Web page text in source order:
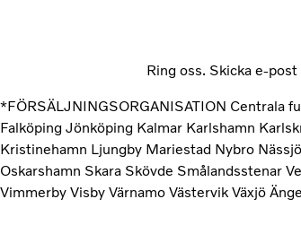
Ring oss. Skicka e-
*FÖRSÄLJNINGSORGANISATION Centrala
Falköping Jönköping Kalmar Karlshamn
Kristinehamn Ljungby Mariestad Nybro Nässjö
Oskarshamn Skara Skövde Smålandsstenar
Vimmerby Visby Värnamo Västervik Växjö